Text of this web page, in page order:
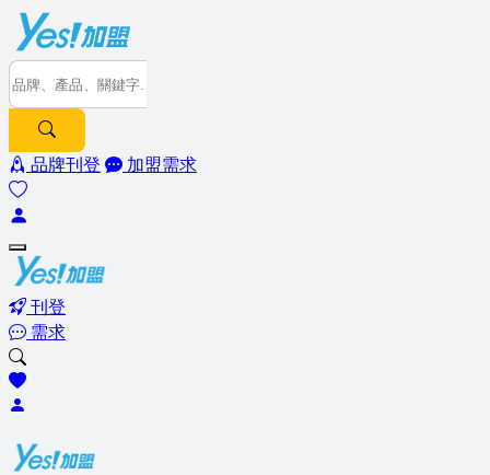
品牌刊登 加盟需求
刊登
需求